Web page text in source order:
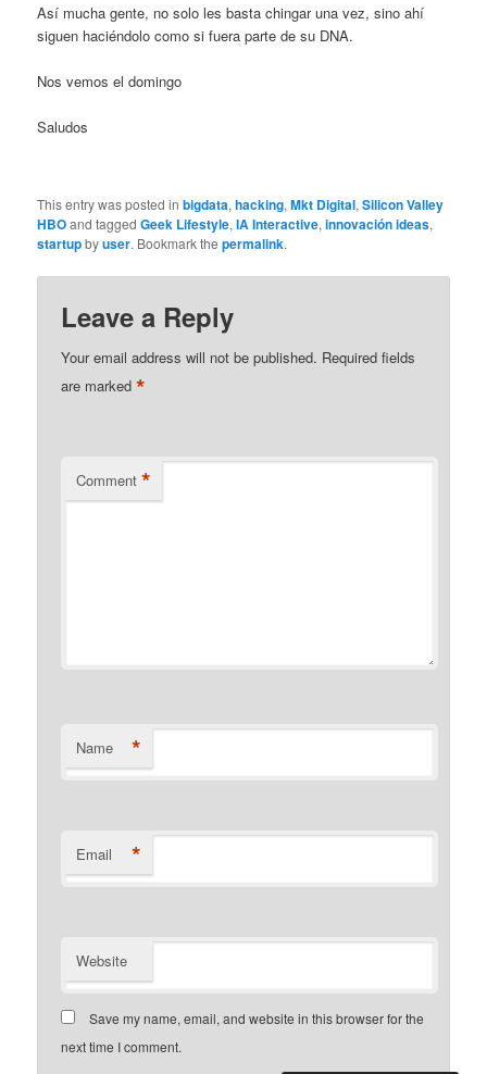
Así mucha gente, no solo les basta chingar una vez, sino ahí
siguen haciéndolo como si fuera parte de su DNA.
Nos vemos el domingo
Saludos
This entry was posted inbigdata,hacking,Mkt Digital,Silicon Valley
HBOand taggedGeek Lifestyle,IA Interactive,innovación ideas,
startupbyuser. Bookmark thepermalink.
Leave a Reply
Your email address will not be published. Required fields
are marked*
Comment *
Name *
Email *
Website
Save my name, email, and website in this browser for the
next time I comment.